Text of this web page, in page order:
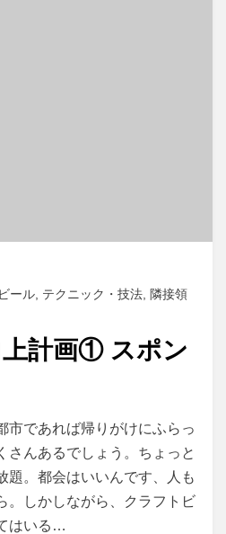
ール テクニック・技法
隣接領
計画① スポン
市であれば帰りがけにふらっ
さんあるでしょう。ちょっと
題。都会はいいんです、人も
。しかしながら、クラフトビ
はいる…